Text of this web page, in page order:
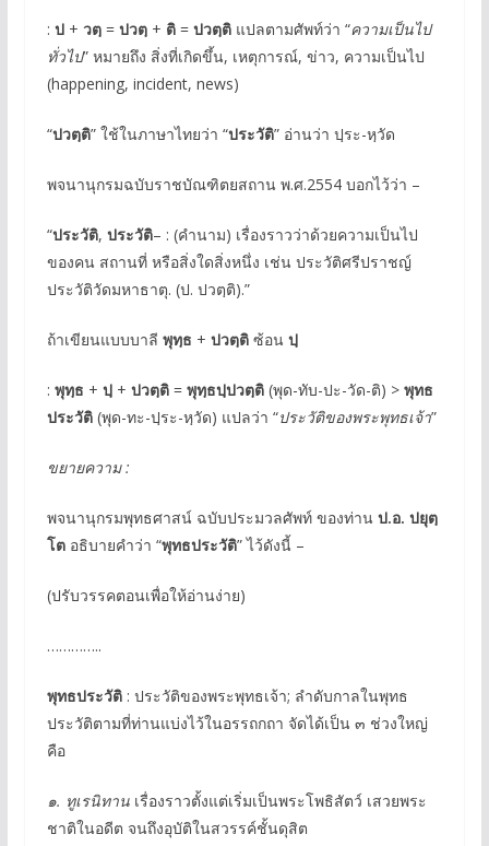
: ป+ วตฺ= ปวตฺ+ ติ= ปวตฺติแปลตามศัพท์ว่า “ความเป็นไป
ทั่วไป” หมายถึง สิ่งที่เกิดขึ้น, เหตุการณ์, ข่าว, ความเป็นไป
(happening, incident, news)
“ปวตฺติ” ใช้ในภาษาไทยว่า “ประวัติ” อ่านว่า ปฺระ-หฺวัด
พจนานุกรมฉบับราชบัณฑิตยสถาน พ.ศ.2554 บอกไว้ว่า –
“ประวัติ, ประวัติ– : (คำนาม) เรื่องราวว่าด้วยความเป็นไป
ของคน สถานที่ หรือสิ่งใดสิ่งหนึ่ง เช่น ประวัติศรีปราชญ์
ประวัติวัดมหาธาตุ. (ป. ปวตฺติ).”
ถ้าเขียนแบบบาลี พุทฺธ + ปวตฺติซ้อน ปฺ
: พุทฺธ + ปฺ+ ปวตฺติ= พุทฺธปฺปวตฺติ(พุด-ทับ-ปะ-วัด-ติ) > พุทธ
ประวัติ(พุด-ทะ-ปฺระ-หฺวัด) แปลว่า “ประวัติของพระพุทธเจ้า”
ขยายความ :
พจนานุกรมพุทธศาสน์ ฉบับประมวลศัพท์ ของท่าน ป.อ. ปยุตฺ
โตอธิบายคำว่า “พุทธประวัติ” ไว้ดังนี้ –
(ปรับวรรคตอนเพื่อให้อ่านง่าย)
…………..
พุทธประวัติ: ประวัติของพระพุทธเจ้า; ลำดับกาลในพุทธ
ประวัติตามที่ท่านแบ่งไว้ในอรรถกถา จัดได้เป็น ๓ ช่วงใหญ่
คือ
๑. ทูเรนิทานเรื่องราวตั้งแต่เริ่มเป็นพระโพธิสัตว์ เสวยพระ
ชาติในอดีต จนถึงอุบัติในสวรรค์ชั้นดุสิต